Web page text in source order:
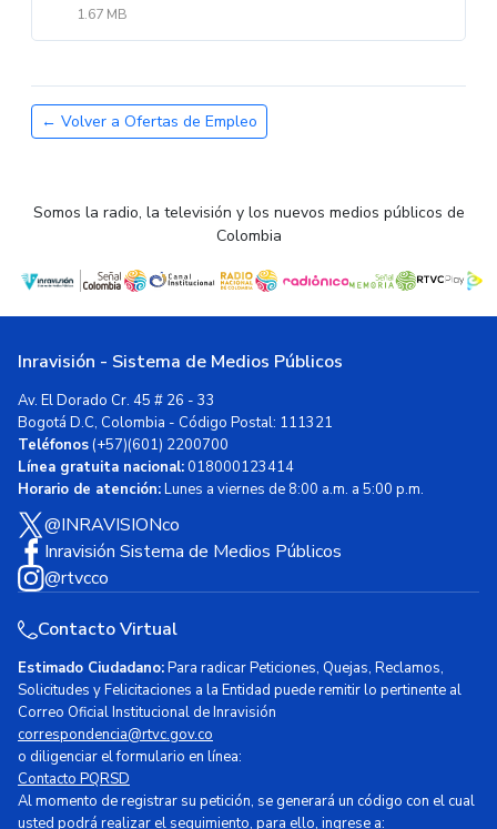
1.67 MB
← Volver a Ofertas de Empleo
Somos la radio, la televisión y los nuevos medios públicos de
Colombia
Inravisión - Sistema de Medios Públicos
Av. El Dorado Cr. 45 # 26 - 33
Bogotá D.C, Colombia - Código Postal: 111321
Teléfonos(+57)(601) 2200700
Línea gratuita nacional:018000123414
Horario de atención:Lunes a viernes de 8:00 a.m. a 5:00 p.m.
@INRAVISIONco
Inravisión Sistema de Medios Públicos
@rtvcco
Contacto Virtual
Estimado Ciudadano:Para radicar Peticiones, Quejas, Reclamos,
Solicitudes y Felicitaciones a la Entidad puede remitir lo pertinente al
Correo Oficial Institucional de Inravisión
correspondencia@rtvc.gov.co
o diligenciar el formulario en línea:
Contacto PQRSD
Al momento de registrar su petición, se generará un código con el cual
usted podrá realizar el seguimiento, para ello, ingrese a: